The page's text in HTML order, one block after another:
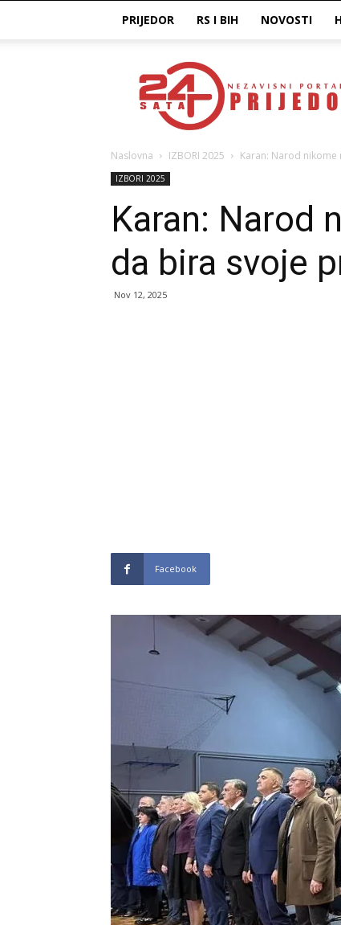
PRIJEDOR RS I BIH NOVOSTI
Prijedor24H
Naslovna IZBORI 2025 Karan: Narod
IZBORI 2025
Karan: Narod
da bira svoje
Nov 12, 2025
Facebook